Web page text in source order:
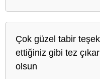
Çok güzel tabir
ettiğiniz gibi tez
olsun